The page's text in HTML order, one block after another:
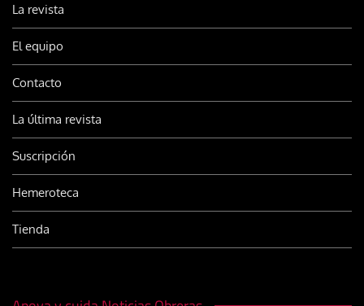
La revista
El equipo
Contacto
La última revista
Suscripción
Hemeroteca
Tienda